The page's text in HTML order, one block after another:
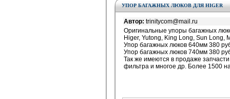
УПОР БАГАЖНЫХ ЛЮКОВ ДЛЯ HIGER
Автор: trinitycom@mail.ru
Оригинальные упоры багажных
Higer, Yutong, King Long, Sun Long,
Упор багажных люков 640мм 380
Упор багажных люков 740мм 380
Так же имеются в продаже
фильтра и многое др. Более 1500